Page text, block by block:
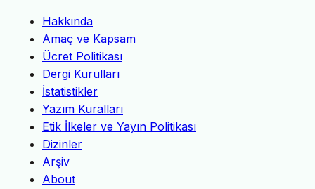
Hakkında
Amaç ve Kapsam
Ücret Politikası
Dergi Kurulları
İstatistikler
Yazım Kuralları
Etik İlkeler ve Yayın Politikası
Dizinler
Arşiv
About